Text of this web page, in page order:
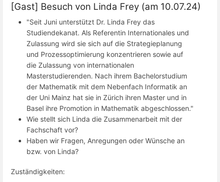
[Gast] Besuch von Linda Frey (am 10.07.24)
"Seit Juni unterstützt Dr. Linda Frey das
Studiendekanat. Als Referentin Internationales und
Zulassung wird sie sich auf die Strategieplanung
und Prozessoptimierung konzentrieren sowie auf
die Zulassung von internationalen
Masterstudierenden. Nach ihrem Bachelorstudium
der Mathematik mit dem Nebenfach Informatik an
der Uni Mainz hat sie in Zürich ihren Master und in
Basel ihre Promotion in Mathematik abgeschlossen."
Wie stellt sich Linda die Zusammenarbeit mit der
Fachschaft vor?
Haben wir Fragen, Anregungen oder Wünsche an
bzw. von Linda?
Zuständigkeiten: